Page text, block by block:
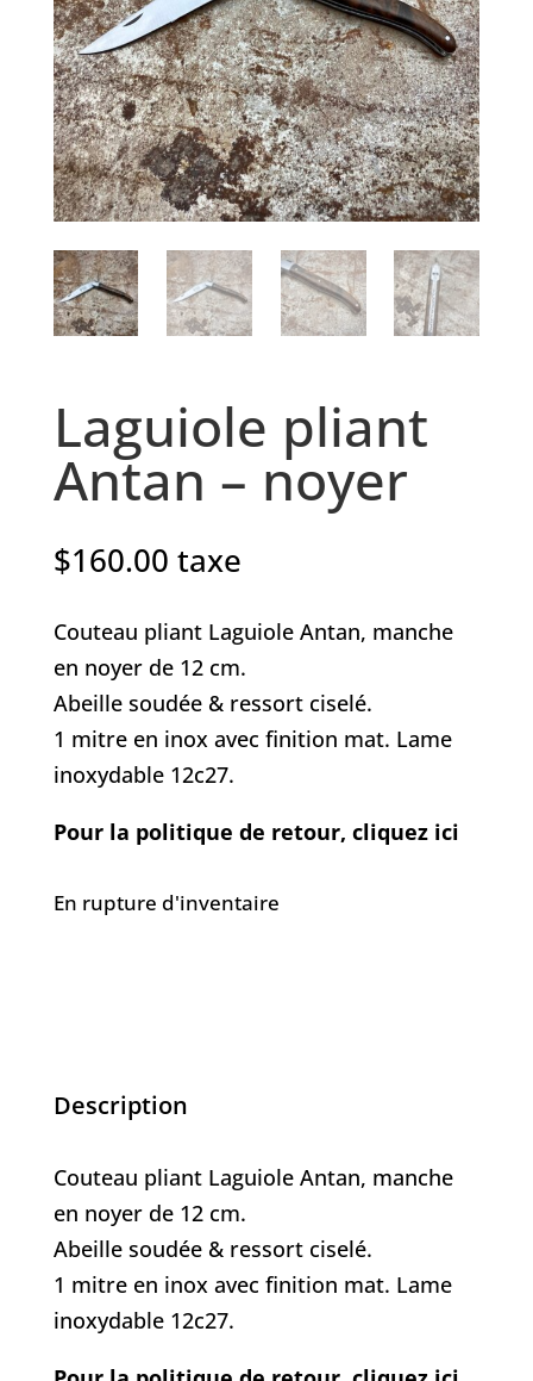
Laguiole pliant
Antan – noyer
$160.00 taxe
Couteau pliant Laguiole Antan, manche
en noyer de 12 cm.
Abeille soudée & ressort ciselé.
1 mitre en inox avec finition mat. Lame
inoxydable 12c27.
Pour la politique de retour, cliquez ici
En rupture d'inventaire
Description
Couteau pliant Laguiole Antan, manche
en noyer de 12 cm.
Abeille soudée & ressort ciselé.
1 mitre en inox avec finition mat. Lame
inoxydable 12c27.